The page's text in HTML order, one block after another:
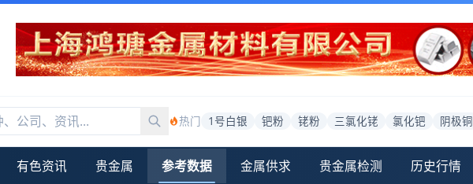
热门 1号白银 钯粉 铑粉 三氯化铑 氯化钯 阴极铜
有色资讯 贵金属 参考数据 金属供求 贵金属检测 历史行情